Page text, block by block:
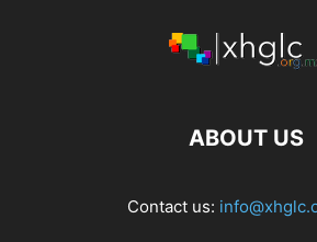
ABOUT US
Contact us: